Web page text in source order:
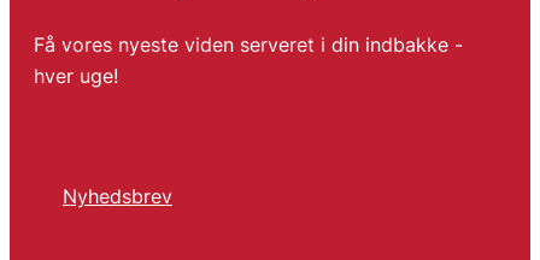
Få vores nyeste viden serveret i din indbakke -
hver uge!
Nyhedsbrev